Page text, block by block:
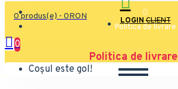
LOGINCLIENT
0 produs(e) - 0RON
0
Coșul este gol!
Politica de livrare
Politica de livrare